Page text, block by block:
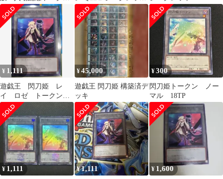
閃刀姫レイ、ロゼ
レア
¥ 1,111
遊戯王 閃刀姫 レ
イ ロゼ トークン
クロニクル アニメジ
ャパン YCSJ
¥45,000
遊戯王 閃刀姫 構築済デ
ッキ
¥300
閃刀姫トークン ノー
マル 18TP
¥ 1,111 ¥1,111 ¥ 1,600